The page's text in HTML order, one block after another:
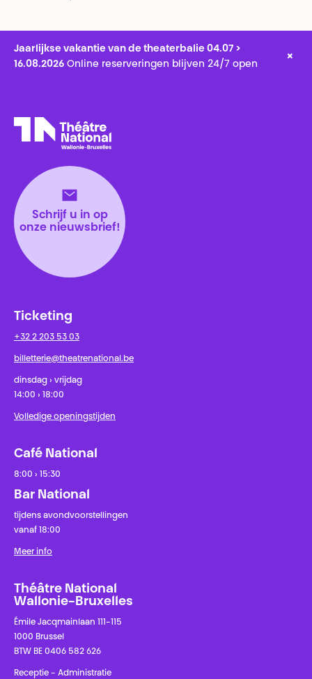
Jaarlijkse vakantie van de theaterbalie 04.07 >
16.08.2026 Online reserveringen blijven 24/7 open
×
Schrijf u in op
onze nieuwsbrief!
Ticketing
+32 2 203 53 03
billetterie@theatrenational.be
dinsdag › vrijdag
14:00 › 18:00
Volledige openingstijden
Café National
8:00 › 15:30
Bar National
tijdens avondvoorstellingen
vanaf 18:00
Meer info
Théâtre National
Wallonie-Bruxelles
Émile Jacqmainlaan 111-115
1000 Brussel
BTW BE 0406 582 626
Receptie - Administratie